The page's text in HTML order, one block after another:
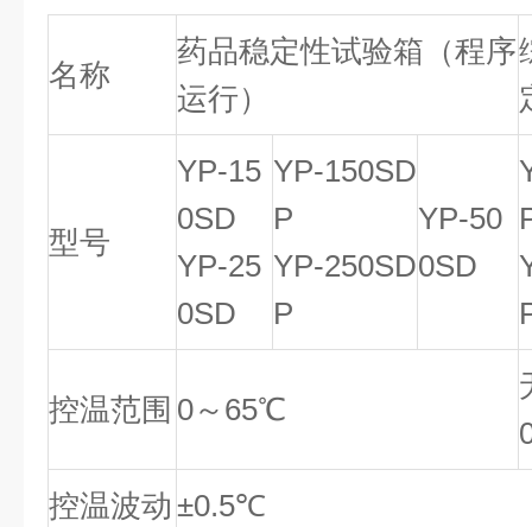
名称
药品稳定性试验箱（程序
运行）
型号
YP-15
0SD
YP-25
0SD
YP-150SD
P
YP-250SD
P
YP-50
0SD
控温范围 0～65℃
控温波动 ±0.5℃